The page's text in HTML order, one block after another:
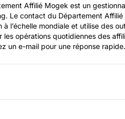
Affilié Mogek est un
Le contact du Département
à l’échelle mondiale et utilise des
les opérations quotidiennes des
un e-mail pour une réponse rapide.